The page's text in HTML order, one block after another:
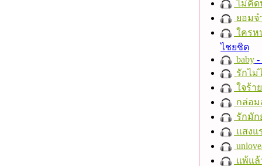
ไม่คิด
ยอม
ใครห
ไชยชิต
baby -
รักไม่
ใจร้าย
กล่อม
รักมัก
แสงแ
แพ้แล้